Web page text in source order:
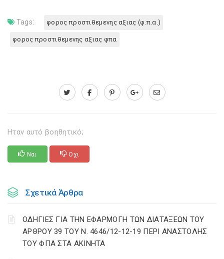
Tags: φορος προστιθεμενης αξιας (φ.π.α.)
φορος προστιθεμενης αξιας φπα
Ηταν αυτό βοηθητικό;
Ναι Οχι
Σχετικά Άρθρα
ΟΔΗΓΙΕΣ ΓΙΑ ΤΗΝ ΕΦΑΡΜΟΓΗ ΤΩΝ ΔΙΑΤΑΞΕΩΝ ΤΟΥ
ΑΡΘΡΟΥ 39 ΤΟΥ Ν. 4646/12-12-19 ΠΕΡΙ ΑΝΑΣΤΟΛΗΣ
ΤΟΥ ΦΠΑ ΣΤΑ ΑΚΙΝΗΤΑ